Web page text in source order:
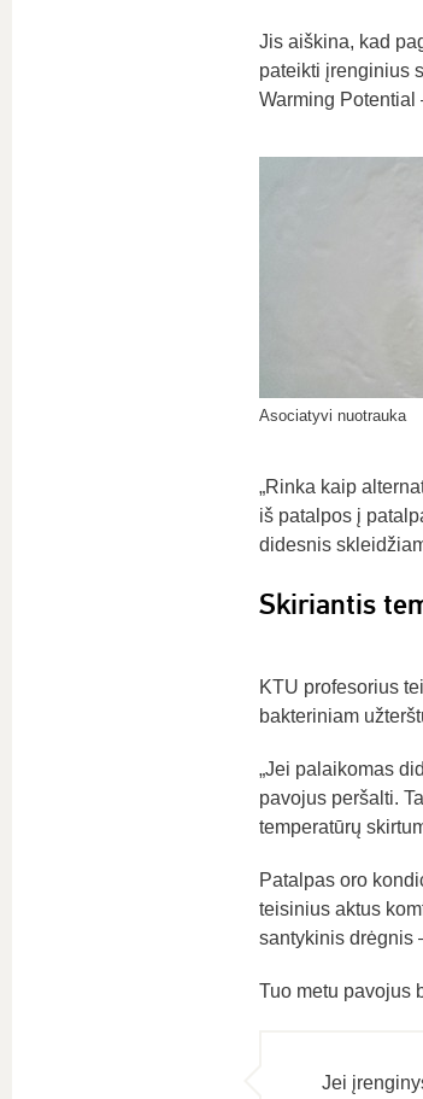
Jis aiškina, kad
pateikti įrenginius
Warming Potential
Asociatyvi nuotrauka
„Rinka kaip
iš patalpos į
didesnis
Skiriantis
KTU profesorius
bakteriniam
„Jei palaikomas
pavojus peršalti.
temperatūrų
Patalpas oro
teisinius aktus
santykinis drėgnis
Tuo metu pavojus
Jei